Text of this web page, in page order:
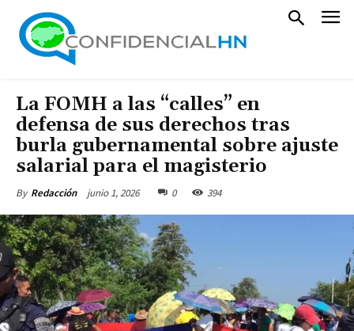
La FOMH a las “calles” en
defensa de sus derechos tras
burla gubernamental sobre ajuste
salarial para el magisterio
By Redacción junio 1, 2026 0 394